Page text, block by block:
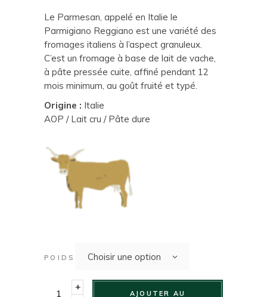
Le Parmesan, appelé en Italie le
Parmigiano Reggiano est une variété des
fromages italiens à l’aspect granuleux.
C’est un fromage à base de lait de vache,
à pâte pressée cuite, affiné pendant 12
mois minimum, au goût fruité et typé.
Origine : Italie
AOP / Lait cru / Pâte dure
POIDS Choisir une option
+
AJOUTER AU